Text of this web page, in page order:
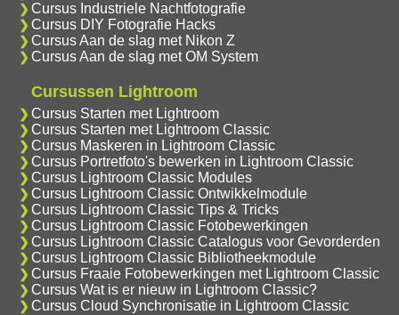
Cursus Industriele Nachtfotografie
Cursus DIY Fotografie Hacks
Cursus Aan de slag met Nikon Z
Cursus Aan de slag met OM System
Cursussen Lightroom
Cursus Starten met Lightroom
Cursus Starten met Lightroom Classic
Cursus Maskeren in Lightroom Classic
Cursus Portretfoto's bewerken in Lightroom Classic
Cursus Lightroom Classic Modules
Cursus Lightroom Classic Ontwikkelmodule
Cursus Lightroom Classic Tips & Tricks
Cursus Lightroom Classic Fotobewerkingen
Cursus Lightroom Classic Catalogus voor Gevorderden
Cursus Lightroom Classic Bibliotheekmodule
Cursus Fraaie Fotobewerkingen met Lightroom Classic
Cursus Wat is er nieuw in Lightroom Classic?
Cursus Cloud Synchronisatie in Lightroom Classic